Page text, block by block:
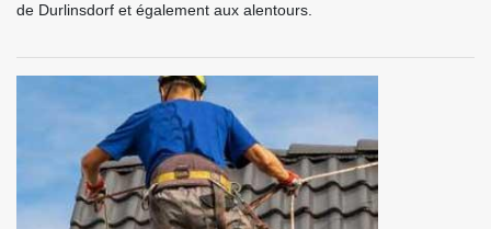
de Durlinsdorf et également aux alentours.